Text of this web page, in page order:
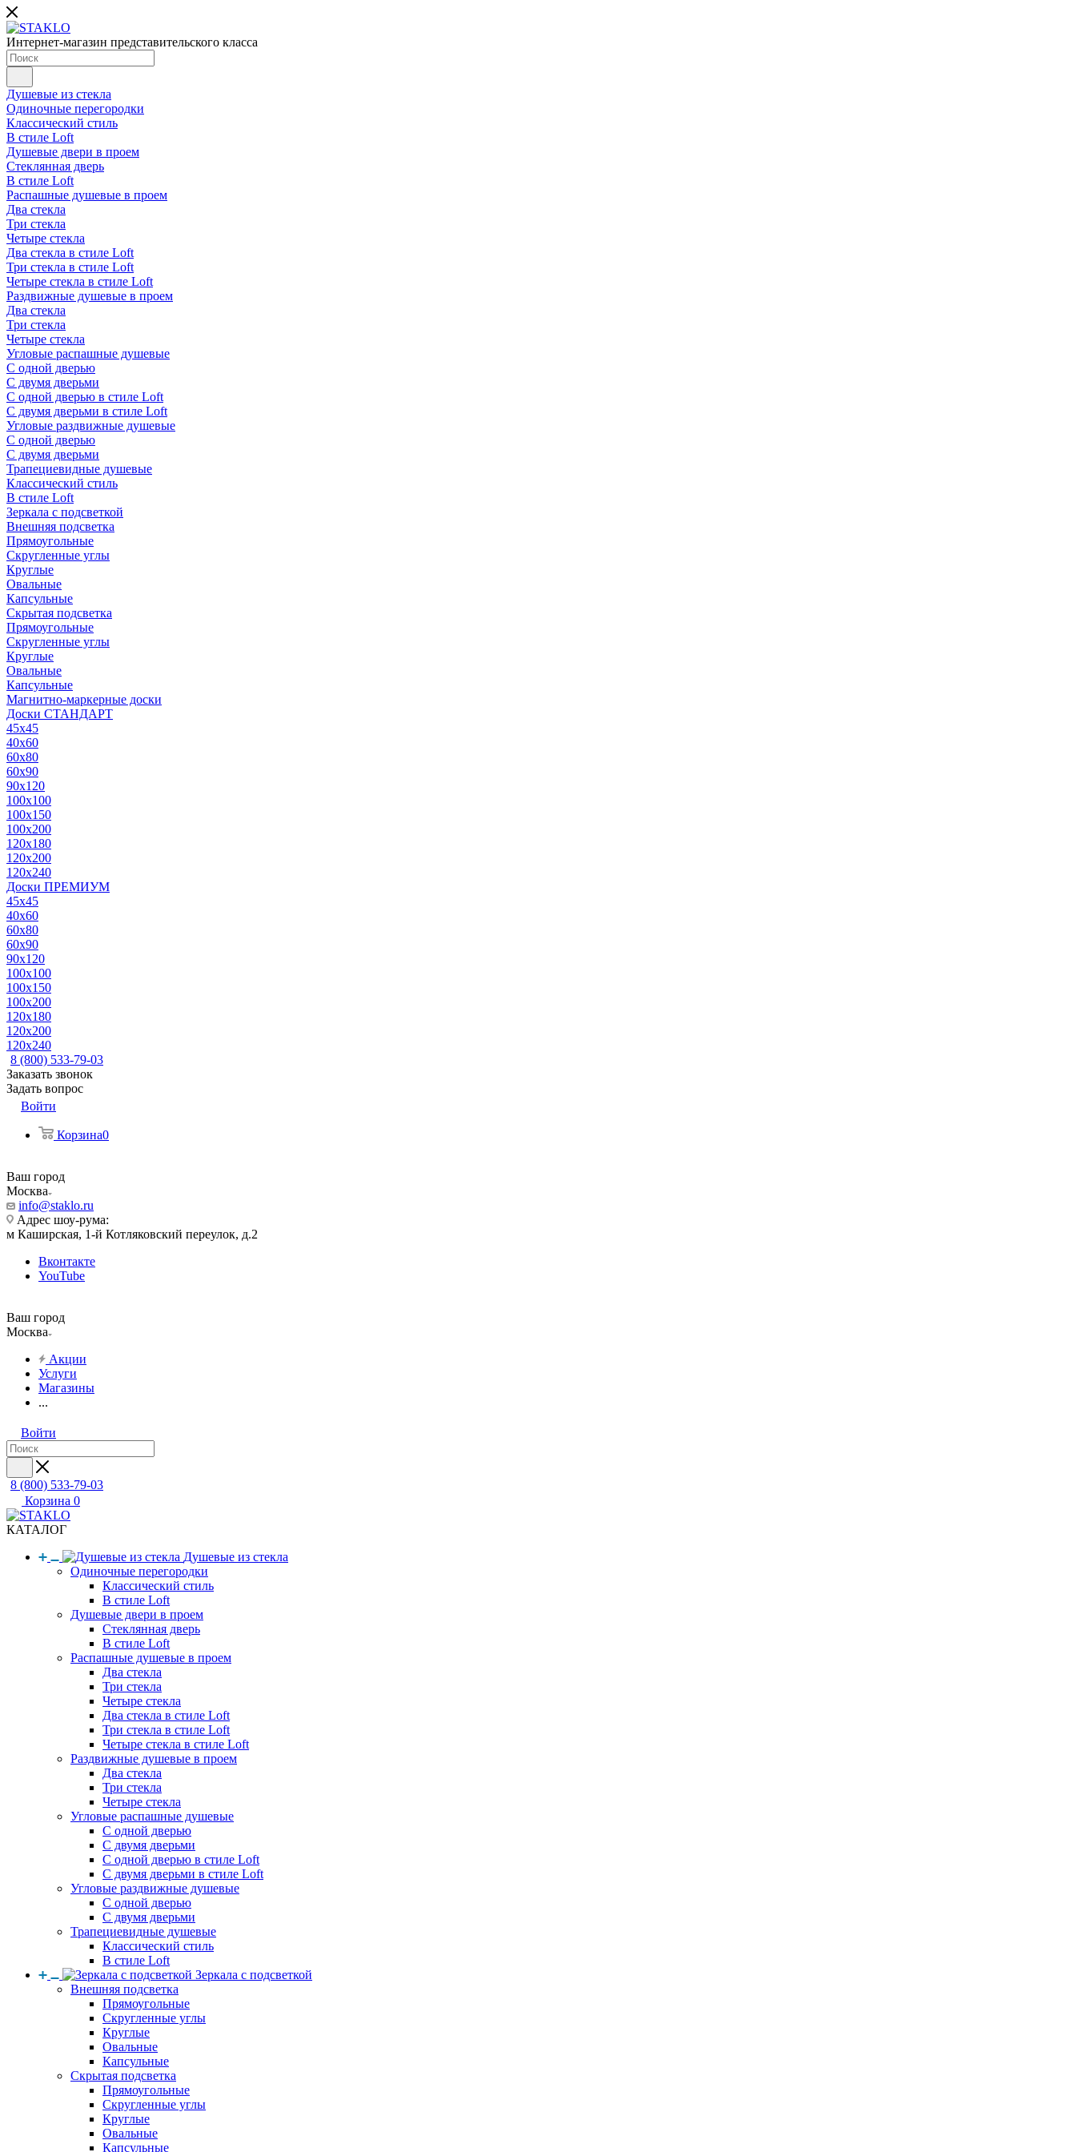
Интернет-магазин представительского класса
Душевые из стекла
Одиночные перегородки
Классический стиль
В стиле Loft
Душевые двери в проем
Стеклянная дверь
В стиле Loft
Распашные душевые в проем
Два стекла
Три стекла
Четыре стекла
Два стекла в стиле Loft
Три стекла в стиле Loft
Четыре стекла в стиле Loft
Раздвижные душевые в проем
Два стекла
Три стекла
Четыре стекла
Угловые распашные душевые
С одной дверью
С двумя дверьми
С одной дверью в стиле Loft
С двумя дверьми в стиле Loft
Угловые раздвижные душевые
С одной дверью
С двумя дверьми
Трапециевидные душевые
Классический стиль
В стиле Loft
Зеркала с подсветкой
Внешняя подсветка
Прямоугольные
Скругленные углы
Круглые
Овальные
Капсульные
Скрытая подсветка
Прямоугольные
Скругленные углы
Круглые
Овальные
Капсульные
Магнитно-маркерные доски
Доски СТАНДАРТ
45x45
40x60
60x80
60x90
90x120
100x100
100x150
100x200
120x180
120x200
120x240
Доски ПРЕМИУМ
45x45
40x60
60x80
60x90
90x120
100x100
100x150
100x200
120x180
120x200
120x240
8 (800) 533-79-03
Заказать звонок
Задать вопрос
Войти
Корзина0
Ваш город
Москва
info@staklo.ru
Адрес шоу-рума:
м Каширская, 1-й Котляковский переулок, д.2
Вконтакте
YouTube
Ваш город
Москва
Акции
Услуги
Магазины
...
Войти
8 (800) 533-79-03
Корзина 0
КАТАЛОГ
Душевые из стекла
Одиночные перегородки
Классический стиль
В стиле Loft
Душевые двери в проем
Стеклянная дверь
В стиле Loft
Распашные душевые в проем
Два стекла
Три стекла
Четыре стекла
Два стекла в стиле Loft
Три стекла в стиле Loft
Четыре стекла в стиле Loft
Раздвижные душевые в проем
Два стекла
Три стекла
Четыре стекла
Угловые распашные душевые
С одной дверью
С двумя дверьми
С одной дверью в стиле Loft
С двумя дверьми в стиле Loft
Угловые раздвижные душевые
С одной дверью
С двумя дверьми
Трапециевидные душевые
Классический стиль
В стиле Loft
Зеркала с подсветкой
Внешняя подсветка
Прямоугольные
Скругленные углы
Круглые
Овальные
Капсульные
Скрытая подсветка
Прямоугольные
Скругленные углы
Круглые
Овальные
Капсульные